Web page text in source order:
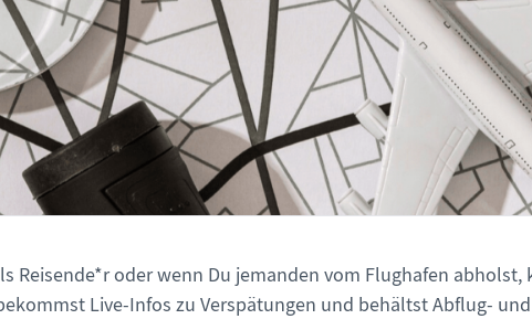
oder wenn Du jemanden vom Flughafen abholst,
Live-Infos zu Verspätungen und behältst Abflug-